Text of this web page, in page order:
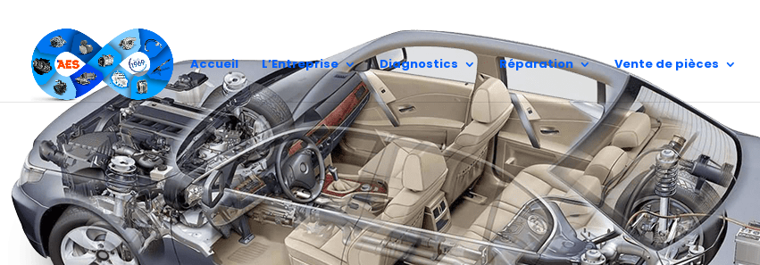
Accueil L’Entreprise Diagnostics Réparation Vente de pièces